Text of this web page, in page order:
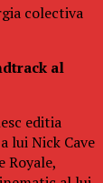
colectiva
al
editia
lui Nick Cave
Royale,